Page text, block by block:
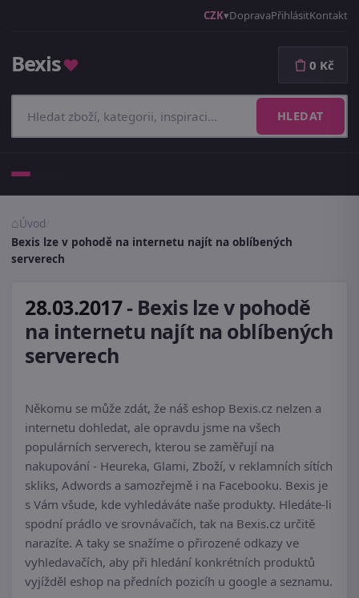
CZK DopravaPřihlásitKontakt
Bexis♥
HLEDAT
0 Kč
Úvod
Bexis lze v pohodě na internetu najít na oblíbených
serverech
28.03.2017- Bexis lze v pohodě
na internetu najít na oblíbených
serverech
Někomu se může zdát, že náš eshop Bexis.cz nelzen a
internetu dohledat, ale opravdu jsme na všech
populárních serverech, kterou se zaměřují na
nakupování - Heureka, Glami, Zboží, v reklamních sítích
skliks, Adwords a samozřejmě i na Facebooku. Bexis je
s Vám všude, kde vyhledáváte naše produkty. Hledáte-li
spodní prádlo ve srovnávačích, tak na Bexis.cz určitě
narazíte. A taky se snažíme o přirozené odkazy ve
vyhledavačích, aby při hledání konkrétních produktů
vyjížděl eshop na předních pozicíh u google a seznamu.